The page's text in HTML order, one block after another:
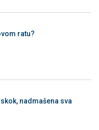
ratu?
nadmašena sva